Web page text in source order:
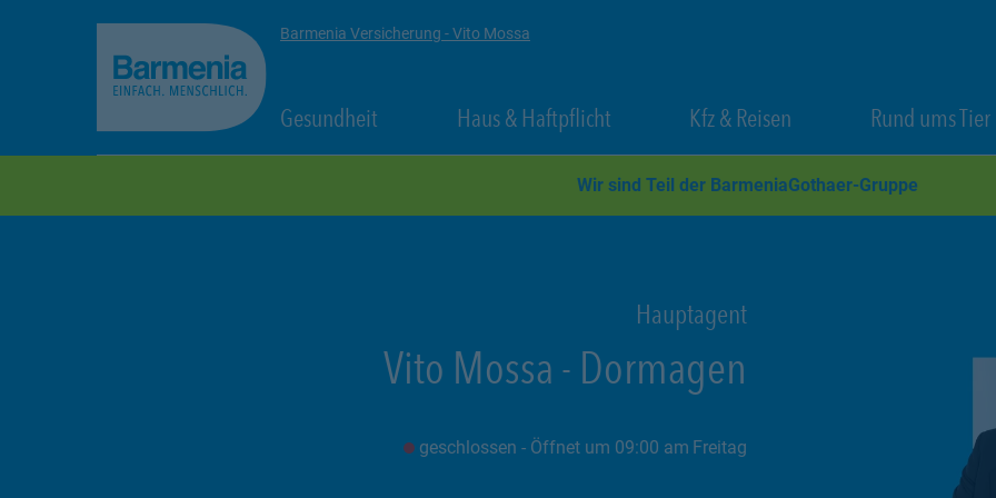
Barmenia Versicherung - Vito Mossa
Gesundheit Link Opens in New Tab
Haus & HaftpflichtLink Opens in New Tab
Kfz & Reisen Link Opens in New Tab
Rund ums Tier
Wir sind Teil der BarmeniaGothaer-Gruppe
Hauptagent
Vito Mossa - Dormagen
geschlossen - Öffnet um 09:00 Freitag